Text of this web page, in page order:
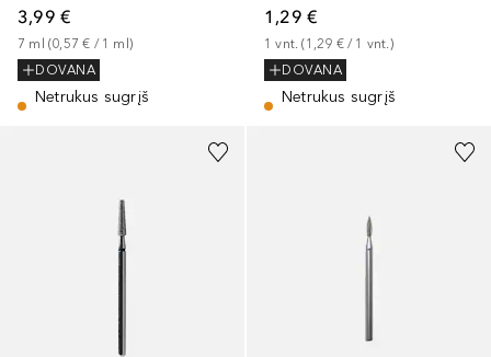
3,99 €
7 ml (0,57 € / 1 ml )
DOVANA
Netrukus sugrįš
1,29 €
1 vnt. (1,29 € / 1 vnt.)
DOVANA
Netrukus sugrįš